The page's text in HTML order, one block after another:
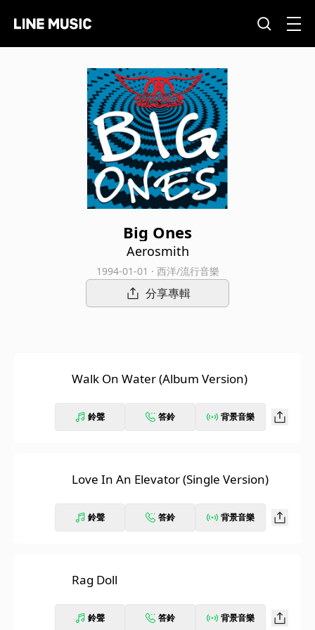
Big Ones
Aerosmith
1994-01-01 · 西洋/流行音樂
分享專輯
Walk On Water (Album Version)
鈴聲 答鈴 背景音樂
Love In An Elevator (Single Version)
鈴聲 答鈴 背景音樂
Rag Doll
鈴聲 答鈴 背景音樂